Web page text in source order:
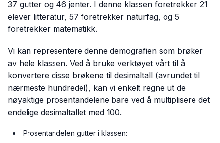
37 gutter og 46 jenter. I denne klassen foretrekker 21
elever litteratur, 57 foretrekker naturfag, og 5
foretrekker matematikk.
Vi kan representere denne demografien som brøker
av hele klassen. Ved å bruke verktøyet vårt til å
konvertere disse brøkene til desimaltall (avrundet til
nærmeste hundredel), kan vi enkelt regne ut de
nøyaktige prosentandelene bare ved å multiplisere det
endelige desimaltallet med 100.
Prosentandelen gutter i klassen: